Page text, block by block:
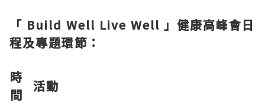
「 Build Well Live Well 」健康高峰會日
程及專題環節：
時
間
活動